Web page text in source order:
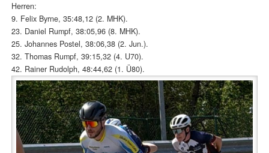
Herren:
9. Felix Byrne, 35:48,12 (2. MHK).
23. Daniel Rumpf, 38:05,96 (8. MHK).
25. Johannes Postel, 38:06,38 (2. Jun.).
32. Thomas Rumpf, 39:15,32 (4. U70).
42. Rainer Rudolph, 48:44,62 (1. Ü80).